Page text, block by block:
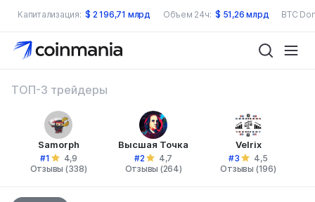
Капитализация: $ 2 196,71 млрд Объем 24ч: $ 51,26 млрд BTC
ТОП-3 трейдеры
Samorph
#1
4,9
Отзывы (338)
Высшая Точка
#2
4,7
Отзывы (264)
Velrix
#3
4,5
Отзывы (196)